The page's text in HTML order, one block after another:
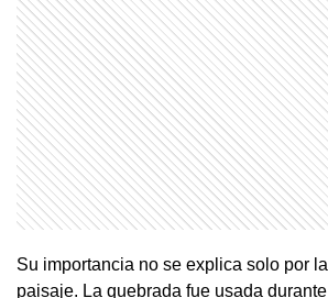
Su importancia no se explica solo por
paisaje. La quebrada fue usada